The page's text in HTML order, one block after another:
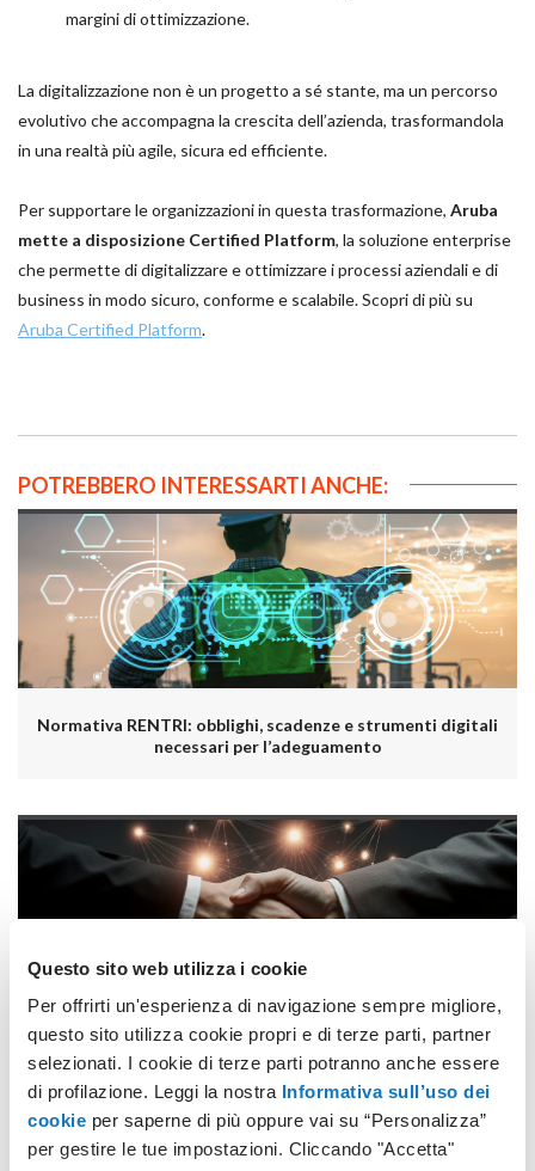
Questo sito web utilizza i cookie
Per offrirti un'esperienza di navigazione sempre migliore,
questo sito utilizza cookie propri e di terze parti, partner
selezionati. I cookie di terze parti potranno anche essere
di profilazione. Leggi la nostra Informativa sull’uso dei
cookie per saperne di più oppure vai su “Personalizza”
per gestire le tue impostazioni. Cliccando "Accetta"
margini di ottimizzazione.
La digitalizzazione non è un progetto a sé stante, ma un percorso
evolutivo che accompagna la crescita dell’azienda, trasformandola
in una realtà più agile, sicura ed efficiente.
Per supportare le organizzazioni in questa trasformazione, Aruba
mette a disposizione Certified Platform, la soluzione enterprise
che permette di digitalizzare e ottimizzare i processi aziendali e di
business in modo sicuro, conforme e scalabile. Scopri di più su
Aruba Certified Platform.
POTREBBERO INTERESSARTI ANCHE:
Normativa RENTRI: obblighi, scadenze e strumenti digitali
necessari per l’adeguamento
Perché la fiducia è il nuovo motore della Digital Economy